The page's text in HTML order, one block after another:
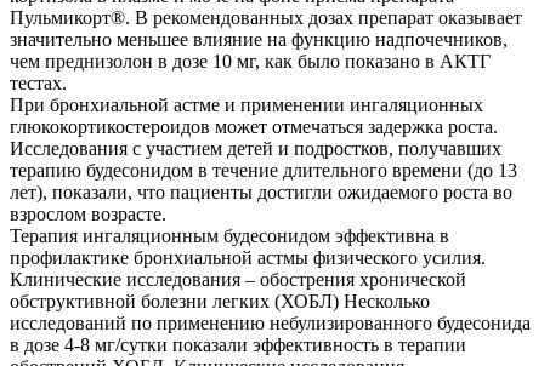
Пульмикорт®. В рекомендованных дозах препарат оказывает
значительно меньшее влияние на функцию надпочечников,
чем преднизолон в дозе 10 мг, как было показано в АКТГ
тестах.
При бронхиальной астме и применении ингаляционных
глюкокортикостероидов может отмечаться задержка роста.
Исследования с участием детей и подростков, получавших
терапию будесонидом в течение длительного времени (до 13
лет), показали, что пациенты достигли ожидаемого роста во
взрослом возрасте.
Терапия ингаляционным будесонидом эффективна в
профилактике бронхиальной астмы физического усилия.
Клинические исследования – обострения хронической
обструктивной болезни легких (ХОБЛ) Несколько
исследований по применению небулизированного будесонида
в дозе 4-8 мг/сутки показали эффективность в терапии